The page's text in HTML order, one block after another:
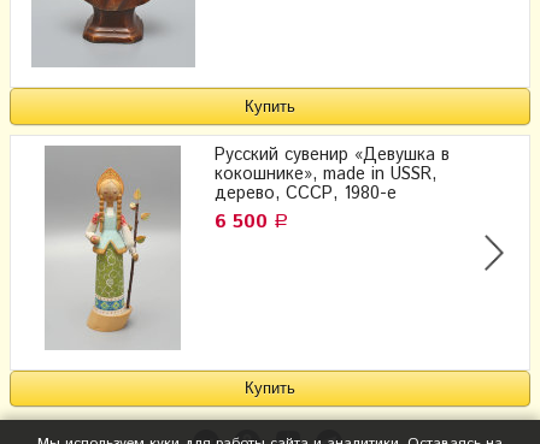
Русский сувенир «Девушка в
кокошнике», made in USSR,
дерево, СССР, 1980-е
6 500 Р